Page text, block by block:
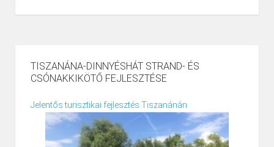
TISZANÁNA-DINNYÉSHÁT STRAND- ÉS
CSÓNAKKIKÖTŐ FEJLESZTÉSE
Jelentős turisztikai fejlesztés Tiszanánán